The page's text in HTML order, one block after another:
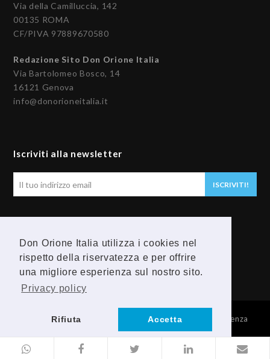
Don Orione Italia utilizza i cookies nel
rispetto della riservatezza e per offrire
una migliore esperienza sul nostro sito.
Privacy policy
Rifiuta Accetta
Via della Camilluccia, 142
00135 ROMA
CF/PIVA 97889670580
Redazione Sito Don Orione Italia
Via Bartolomeo Bosco, 14
16121 Genova
info@donorioneitalia.it
Iscriviti alla newsletter
ISCRIVITI!
F
b
Y
o
t
© 2026 Provincia Religiosa Madre della Divina Provvidenza